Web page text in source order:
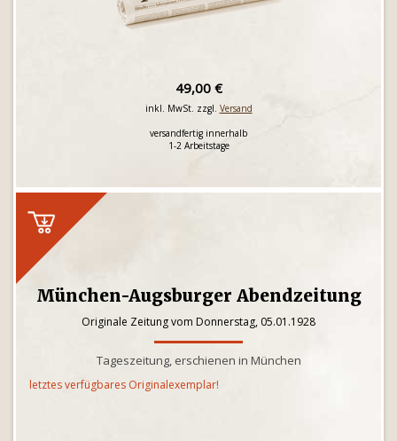
49,00 €
inkl. MwSt. zzgl. Versand
versandfertig innerhalb
1-2 Arbeitstage
München-Augsburger Abendzeitung
Originale Zeitung vom Donnerstag, 05.01.1928
Tageszeitung, erschienen in München
letztes verfügbares Originalexemplar!